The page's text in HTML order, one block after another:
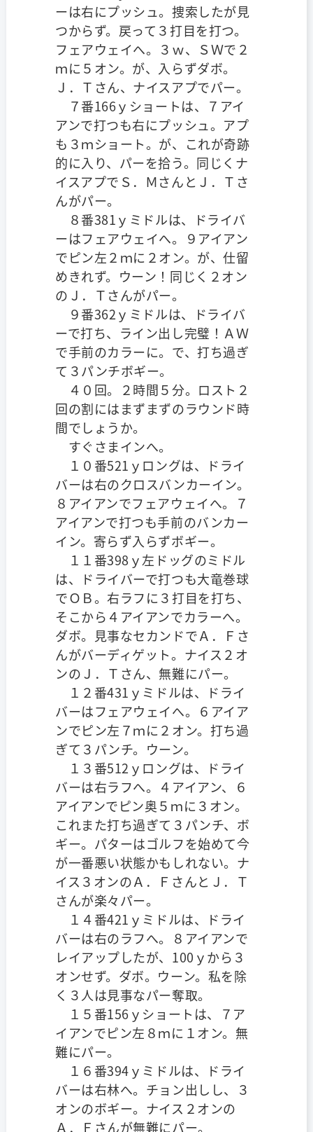
ーは右にプッシュ。捜索したが見
つからず。戻って３打目を打つ。
フェアウェイへ。３ｗ、ＳＷで２
ｍに５オン。が、入らずダボ。
Ｊ．Ｔさん、ナイスアプでパー。
７番166ｙショートは、７アイ
アンで打つも右にプッシュ。アプ
も３ｍショート。が、これが奇跡
的に入り、パーを拾う。同じくナ
イスアプでＳ．ＭさんとＪ．Ｔさ
んがパー。
８番381ｙミドルは、ドライバ
ーはフェアウェイへ。９アイアン
でピン左２ｍに２オン。が、仕留
めきれず。ウーン！同じく２オン
のＪ．Ｔさんがパー。
９番362ｙミドルは、ドライバ
ーで打ち、ライン出し完璧！ＡＷ
で手前のカラーに。で、打ち過ぎ
て３パンチボギー。
４０回。２時間５分。ロスト２
回の割にはまずまずのラウンド時
間でしょうか。
すぐさまインへ。
１０番521ｙロングは、ドライ
バーは右のクロスバンカーイン。
８アイアンでフェアウェイへ。７
アイアンで打つも手前のバンカー
イン。寄らず入らずボギー。
１１番398ｙ左ドッグのミドル
は、ドライバーで打つも大竜巻球
でＯＢ。右ラフに３打目を打ち、
そこから４アイアンでカラーへ。
ダボ。見事なセカンドでＡ．Ｆさ
んがバーディゲット。ナイス２オ
ンのＪ．Ｔさん、無難にパー。
１２番431ｙミドルは、ドライ
バーはフェアウェイへ。６アイア
ンでピン左７ｍに２オン。打ち過
ぎて３パンチ。ウーン。
１３番512ｙロングは、ドライ
バーは右ラフへ。４アイアン、６
アイアンでピン奥５ｍに３オン。
これまた打ち過ぎて３パンチ、ボ
ギー。パターはゴルフを始めて今
が一番悪い状態かもしれない。ナ
イス３オンのＡ．ＦさんとＪ．Ｔ
さんが楽々パー。
１４番421ｙミドルは、ドライ
バーは右のラフへ。８アイアンで
レイアップしたが、100ｙから３
オンせず。ダボ。ウーン。私を除
く３人は見事なパー奪取。
１５番156ｙショートは、７ア
イアンでピン左８ｍに１オン。無
難にパー。
１６番394ｙミドルは、ドライ
バーは右林へ。チョン出しし、３
オンのボギー。ナイス２オンの
Ａ．Ｆさんが無難にパー。